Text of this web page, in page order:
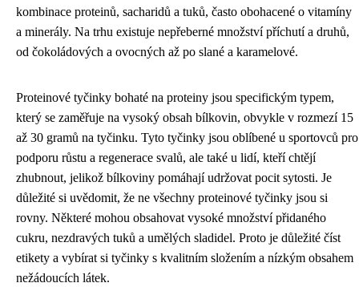
kombinace proteinů, sacharidů a tuků, často obohacené o vitamíny
a minerály. Na trhu existuje nepřeberné množství příchutí a druhů,
od čokoládových a ovocných až po slané a karamelové.
Proteinové tyčinky bohaté na proteiny jsou specifickým typem,
který se zaměřuje na vysoký obsah bílkovin, obvykle v rozmezí 15
až 30 gramů na tyčinku. Tyto tyčinky jsou oblíbené u sportovců pro
podporu růstu a regenerace svalů, ale také u lidí, kteří chtějí
zhubnout, jelikož bílkoviny pomáhají udržovat pocit sytosti. Je
důležité si uvědomit, že ne všechny proteinové tyčinky jsou si
rovny. Některé mohou obsahovat vysoké množství přidaného
cukru, nezdravých tuků a umělých sladidel. Proto je důležité číst
etikety a vybírat si tyčinky s kvalitním složením a nízkým obsahem
nežádoucích látek.